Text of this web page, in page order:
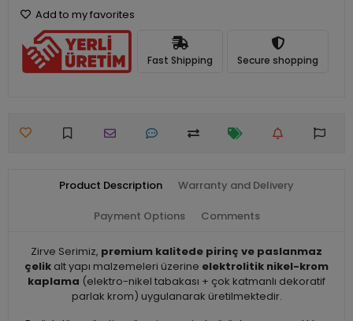
Add to my favorites
Fast Shipping Secure shopping
Product Description Warranty and Delivery
Payment Options Comments
Zirve Serimiz, premium kalitede pirinç ve paslanmaz
çelik alt yapı malzemeleri üzerine elektrolitik nikel-krom
kaplama (elektro-nikel tabakası + çok katmanlı dekoratif
parlak krom) uygulanarak üretilmektedir.